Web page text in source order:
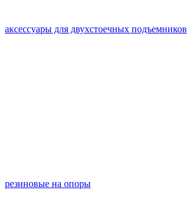
аксессуары для двухстоечных подъемников
резиновые на опоры